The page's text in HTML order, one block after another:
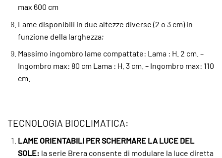
max 600 cm
Lame disponibili in due altezze diverse (2 o 3 cm) in
funzione della larghezza;
Massimo ingombro lame compattate: Lama : H. 2 cm. –
Ingombro max: 80 cm Lama : H. 3 cm. – Ingombro max: 110
cm.
TECNOLOGIA BIOCLIMATICA:
LAME ORIENTABILI PER SCHERMARE LA LUCE DEL
SOLE: la serie Brera consente di modulare la luce diretta